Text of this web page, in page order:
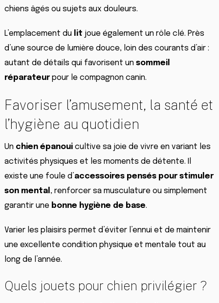
chiens âgés ou sujets aux douleurs.
L’emplacement du lit joue également un rôle clé. Près
d’une source de lumière douce, loin des courants d’air :
autant de détails qui favorisent un sommeil
réparateurpour le compagnon canin.
Favoriser l’amusement, la santé et
l’hygiène au quotidien
Un chien épanouicultive sa joie de vivre en variant les
activités physiques et les moments de détente. Il
existe une foule d’accessoires pensés pour stimuler
son mental , renforcer sa musculature ou simplement
garantir une bonne hygiène de base.
Varier les plaisirs permet d’éviter l’ennui et de maintenir
une excellente condition physique et mentale tout au
long de l’année.
Quels jouets pour chien privilégier ?